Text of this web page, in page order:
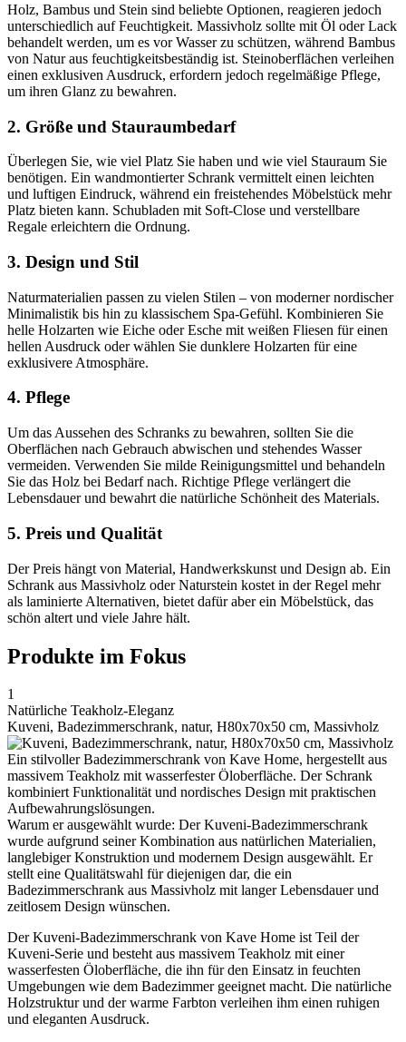
Holz, Bambus und Stein sind beliebte Optionen, reagieren jedoch
unterschiedlich auf Feuchtigkeit. Massivholz sollte mit Öl oder Lack
behandelt werden, um es vor Wasser zu schützen, während Bambus
von Natur aus feuchtigkeitsbeständig ist. Steinoberflächen verleihen
einen exklusiven Ausdruck, erfordern jedoch regelmäßige Pflege,
um ihren Glanz zu bewahren.
2. Größe und Stauraumbedarf
Überlegen Sie, wie viel Platz Sie haben und wie viel Stauraum Sie
benötigen. Ein wandmontierter Schrank vermittelt einen leichten
und luftigen Eindruck, während ein freistehendes Möbelstück mehr
Platz bieten kann. Schubladen mit Soft-Close und verstellbare
Regale erleichtern die Ordnung.
3. Design und Stil
Naturmaterialien passen zu vielen Stilen – von moderner nordischer
Minimalistik bis hin zu klassischem Spa-Gefühl. Kombinieren Sie
helle Holzarten wie Eiche oder Esche mit weißen Fliesen für einen
hellen Ausdruck oder wählen Sie dunklere Holzarten für eine
exklusivere Atmosphäre.
4. Pflege
Um das Aussehen des Schranks zu bewahren, sollten Sie die
Oberflächen nach Gebrauch abwischen und stehendes Wasser
vermeiden. Verwenden Sie milde Reinigungsmittel und behandeln
Sie das Holz bei Bedarf nach. Richtige Pflege verlängert die
Lebensdauer und bewahrt die natürliche Schönheit des Materials.
5. Preis und Qualität
Der Preis hängt von Material, Handwerkskunst und Design ab. Ein
Schrank aus Massivholz oder Naturstein kostet in der Regel mehr
als laminierte Alternativen, bietet dafür aber ein Möbelstück, das
schön altert und viele Jahre hält.
Produkte im Fokus
1
Natürliche Teakholz-Eleganz
Kuveni, Badezimmerschrank, natur, H80x70x50 cm, Massivholz
Ein stilvoller Badezimmerschrank von Kave Home, hergestellt aus
massivem Teakholz mit wasserfester Öloberfläche. Der Schrank
kombiniert Funktionalität und nordisches Design mit praktischen
Aufbewahrungslösungen.
Warum er ausgewählt wurde: Der Kuveni-Badezimmerschrank
wurde aufgrund seiner Kombination aus natürlichen Materialien,
langlebiger Konstruktion und modernem Design ausgewählt. Er
stellt eine Qualitätswahl für diejenigen dar, die ein
Badezimmerschrank aus Massivholz mit langer Lebensdauer und
zeitlosem Design wünschen.
Der Kuveni-Badezimmerschrank von Kave Home ist Teil der
Kuveni-Serie und besteht aus massivem Teakholz mit einer
wasserfesten Öloberfläche, die ihn für den Einsatz in feuchten
Umgebungen wie dem Badezimmer geeignet macht. Die natürliche
Holzstruktur und der warme Farbton verleihen ihm einen ruhigen
und eleganten Ausdruck.